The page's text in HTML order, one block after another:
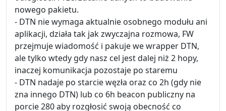
nowego pakietu.
- DTN nie wymaga aktualnie osobnego modułu ani
aplikacji, działa tak jak zwyczajna rozmowa, FW
przejmuje wiadomość i pakuje we wrapper DTN,
ale tylko wtedy gdy nasz cel jest dalej niż 2 hopy,
inaczej komunikacja pozostaje po staremu
- DTN nadaje po starcie węzła oraz co 2h (gdy nie
zna innego DTN) lub co 6h beacon publiczny na
porcie 280 aby rozgłosić swoją obecność co